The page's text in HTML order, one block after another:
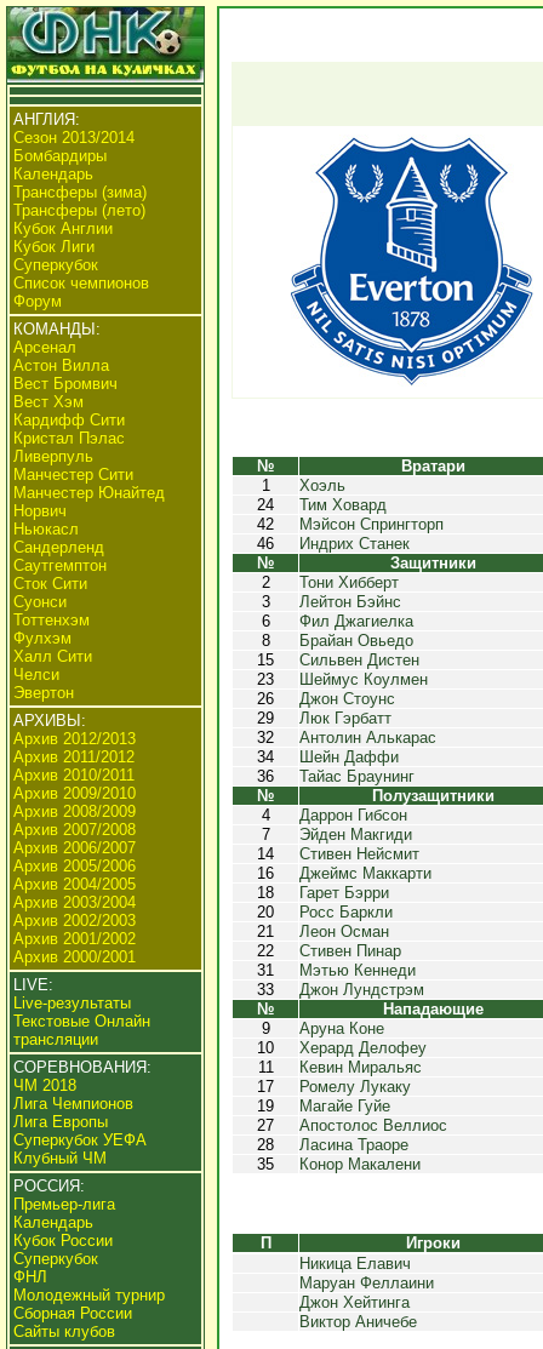
АНГЛИЯ:
Сезон 2013/2014
Бомбардиры
Календарь
Трансферы (зима)
Трансферы (лето)
Кубок Англии
Кубок Лиги
Суперкубок
Список чемпионов
Форум
КОМАНДЫ:
Арсенал
Астон Вилла
Вест Бромвич
Вест Хэм
Кардифф Сити
Кристал Пэлас
Ливерпуль
Манчестер Сити
Манчестер Юнайтед
Норвич
Ньюкасл
Сандерленд
Саутгемптон
Сток Сити
Суонси
Тоттенхэм
Фулхэм
Халл Сити
Челси
Эвертон
АРХИВЫ:
Архив 2012/2013
Архив 2011/2012
Архив 2010/2011
Архив 2009/2010
Архив 2008/2009
Архив 2007/2008
Архив 2006/2007
Архив 2005/2006
Архив 2004/2005
Архив 2003/2004
Архив 2002/2003
Архив 2001/2002
Архив 2000/2001
LIVE:
Live-результаты
Текстовые Онлайн
трансляции
СОРЕВНОВАНИЯ:
ЧМ 2018
Лига Чемпионов
Лига Европы
Суперкубок УЕФА
Клубный ЧМ
РОССИЯ:
Премьер-лига
Календарь
Кубок России
Суперкубок
ФНЛ
Молодежный турнир
Сборная России
Сайты клубов
№
Вратари
1
Хоэль
24
Тим Ховард
42
Мэйсон Спрингторп
46
Индрих Станек
№
Защитники
2
Тони Хибберт
3
Лейтон Бэйнс
6
Фил Джагиелка
8
Брайан Овьедо
15
Сильвен Дистен
23
Шеймус Коулмен
26
Джон Стоунс
29
Люк Гэрбатт
32
Антолин Алькарас
34
Шейн Даффи
36
Тайас Браунинг
№
Полузащитники
4
Даррон Гибсон
7
Эйден Макгиди
14
Стивен Нейсмит
16
Джеймс Маккарти
18
Гарет Бэрри
20
Росс Баркли
21
Леон Осман
22
Стивен Пинар
31
Мэтью Кеннеди
33
Джон Лундстрэм
№
Нападающие
9
Аруна Коне
10
Херард Делофеу
11
Кевин Миральяс
17
Ромелу Лукаку
19
Магайе Гуйе
27
Апостолос Веллиос
28
Ласина Траоре
35
Конор Макалени
П
Игроки
Никица Елавич
Маруан Феллаини
Джон Хейтинга
Виктор Аничебе